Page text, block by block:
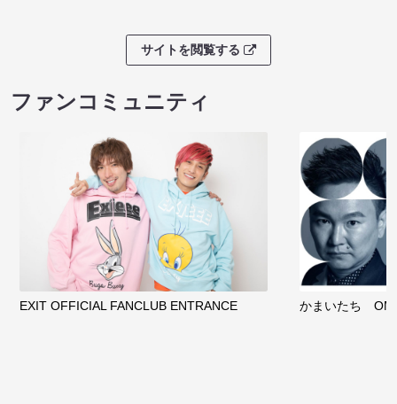
サイトを閲覧する
ファンコミュニティ
EXIT OFFICIAL FANCLUB ENTRANCE かまいたち